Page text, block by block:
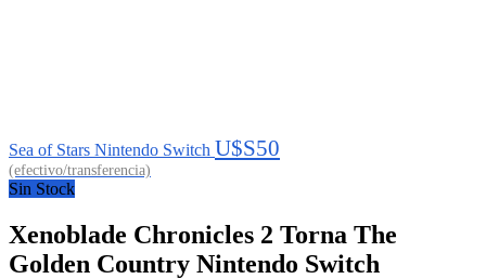
Sea of Stars Nintendo Switch U$S50
Sin Stock
Xenoblade Chronicles 2 Torna The
Golden Country Nintendo Switch